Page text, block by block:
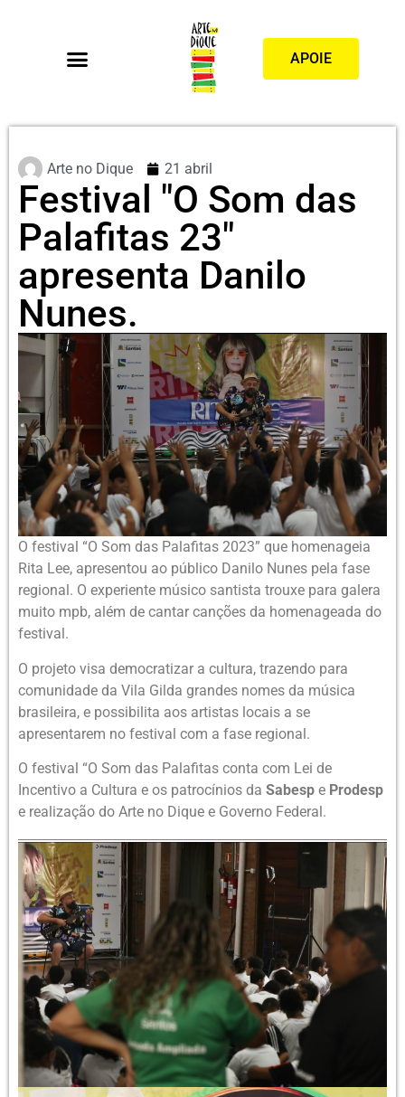
APOIE
Arte no Dique 21 abril
Festival "O Som das
Palafitas 23"
apresenta Danilo
Nunes.
O festival “O Som das Palafitas 2023” que homenageia
Rita Lee, apresentou ao público Danilo Nunes pela fase
regional. O experiente músico santista trouxe para galera
muito mpb, além de cantar canções da homenageada do
festival.
O projeto visa democratizar a cultura, trazendo para
comunidade da Vila Gilda grandes nomes da música
brasileira, e possibilita aos artistas locais a se
apresentarem no festival com a fase regional.
O festival “O Som das Palafitas conta com Lei de
Incentivo a Cultura e os patrocínios da Sabesp e Prodesp
e realização do Arte no Dique e Governo Federal.